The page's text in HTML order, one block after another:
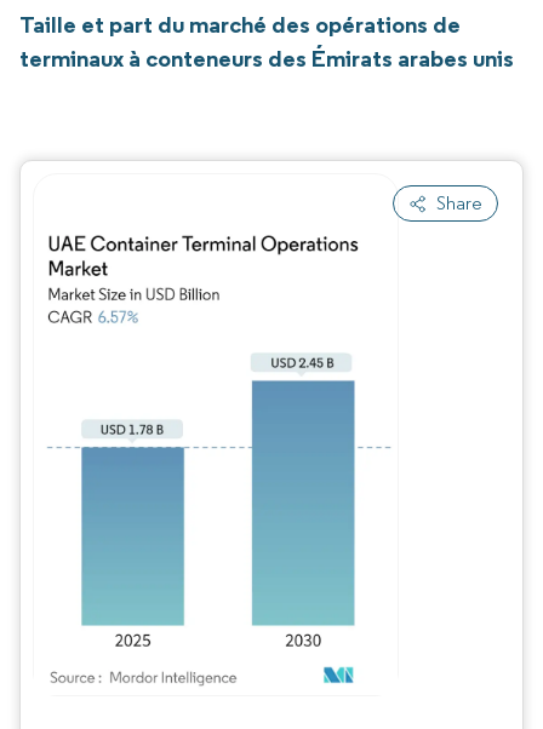
Taille et part du marché des opérations de
terminaux à conteneurs des Émirats arabes unis
Share